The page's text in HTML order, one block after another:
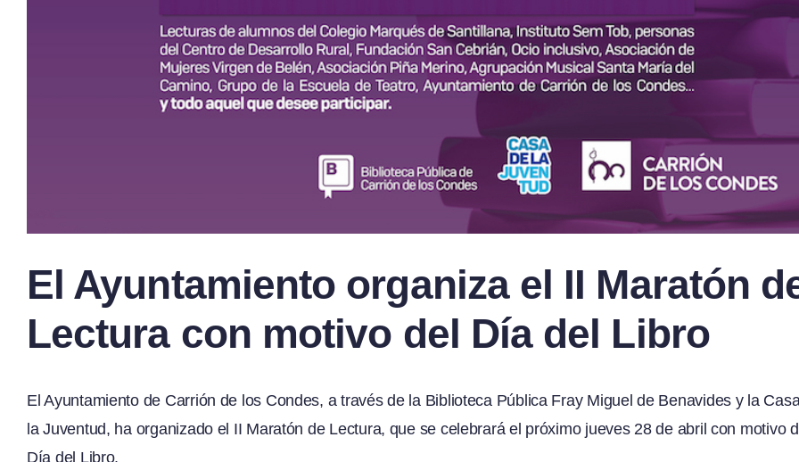
El Ayuntamiento organiza el II Maratón
Lectura con motivo del Día del Libro
El Ayuntamiento de Carrión de los Condes, a través de la Biblioteca Pública Fray Miguel de Benavides y la
la Juventud, ha organizado el II Maratón de Lectura, que se celebrará el próximo jueves 28 de abril con motivo
Día del Libro.